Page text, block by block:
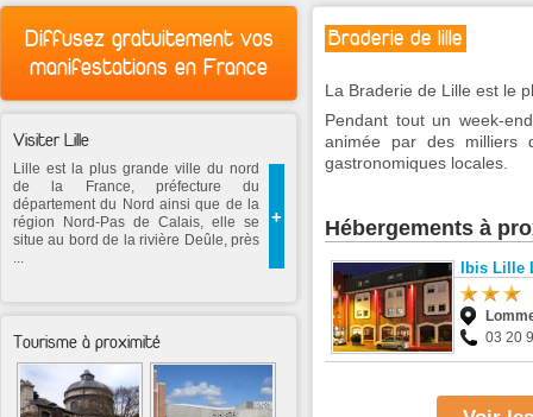
Braderie de lille
La Braderie de Lille est le
Pendant tout un week-
animée par des milliers
gastronomiques locales.
Hébergements à
Ibis Lille
03 20
Diffusez gratuitement vos
manifestations en France
Visiter Lille
+
Lille est la plus grande ville du nord
de la France, préfecture du
département du Nord ainsi que de la
région Nord-Pas de Calais, elle se
situe au bord de la rivière Deûle, près
...
Tourisme à proximité